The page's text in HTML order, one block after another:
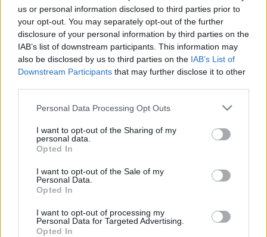
us or personal information disclosed to third parties prior to
your opt-out. You may separately opt-out of the further
disclosure of your personal information by third parties on the
IAB’s list of downstream participants. This information may
also be disclosed by us to third parties on the IAB’s List of
Downstream Participants that may further disclose it to other
Please note that this website/app uses one or more Google
not limited to your visit or usage behaviour. You may click to
grant or deny consent to Google and its third-party tags to
use your data for below specified purposes in below Google
consent section.
Personal Data Processing Opt Outs
I want to opt-out of the Sharing of my
personal data.
Opted In
I want to opt-out of the Sale of my
Personal Data.
Opted In
I want to opt-out of processing my
Personal Data for Targeted Advertising.
Opted In
Felhasználónév
Jelszó
Emlékezzen
Regisztráció
Bejelentkezés
faiskola.hu
Kertészeti, kerti termékek és szolgáltatások térképes
szaknévsora
CÍMLAP
KERTÉSZ ÉS KERTÉSZET REGISZTRÁCIÓ
NÖVÉNYKATALÓGUS